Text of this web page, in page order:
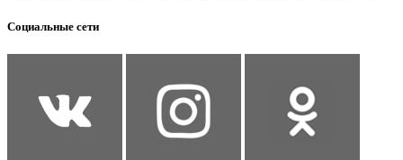
Социальные сети